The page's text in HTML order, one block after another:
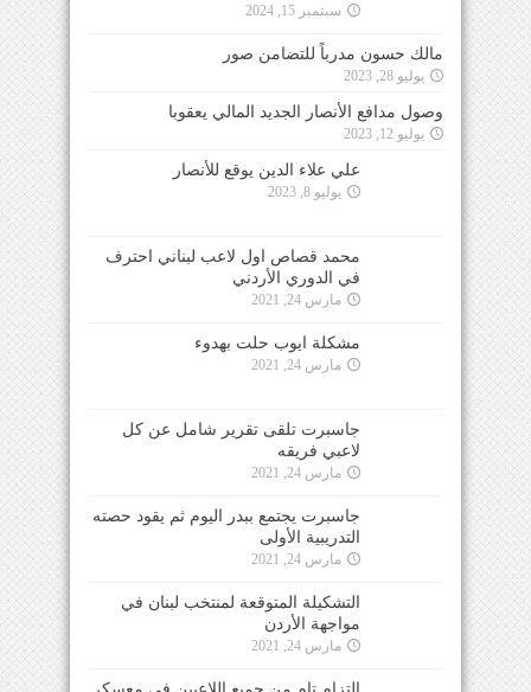
سبتمبر 15, 2024
مالك حسون مدرباً للتضامن صور
يوليو 28, 2023
وصول مدافع الأنصار الجديد المالي يعقوبا
يوليو 12, 2023
علي علاء الدين يوقع للأنصار
يوليو 8, 2023
محمد قصاص اول لاعب لبناني احترف
في الدوري الأردني
مارس 24, 2021
مشكلة ايوب حلت بهدوء
مارس 24, 2021
جاسبرت تلقى تقرير شامل عن كل
لاعبي فريقه
مارس 24, 2021
جاسبرت يجتمع ببدر اليوم ثم يقود حصته
التدريبية الأولى
مارس 24, 2021
التشكيلة المتوقعة لمنتخب لبنان في
مواجهة الأردن
مارس 24, 2021